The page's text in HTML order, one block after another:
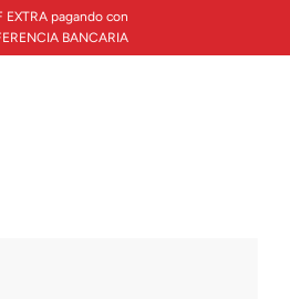
EXTRA pagando con
BANCARIA